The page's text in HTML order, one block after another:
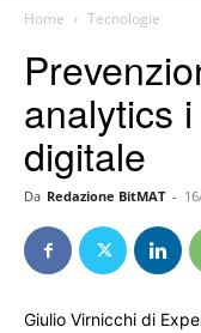
Home Tecnologie
analytics
digitale
Da Redazione BitMAT -
Giulio Virnicchi di